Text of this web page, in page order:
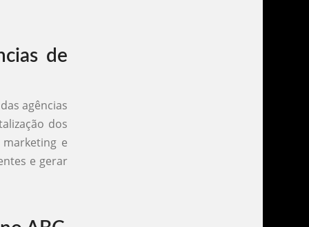
de
agências
dos
marketing e
e gerar